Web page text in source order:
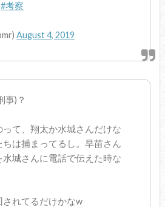
#考察
August 4, 2019
事)？
て、翔太か水城さんだけな
は捕まってるし。早苗さん
水城さんに電話で伝えた時な
されてるだけかなw